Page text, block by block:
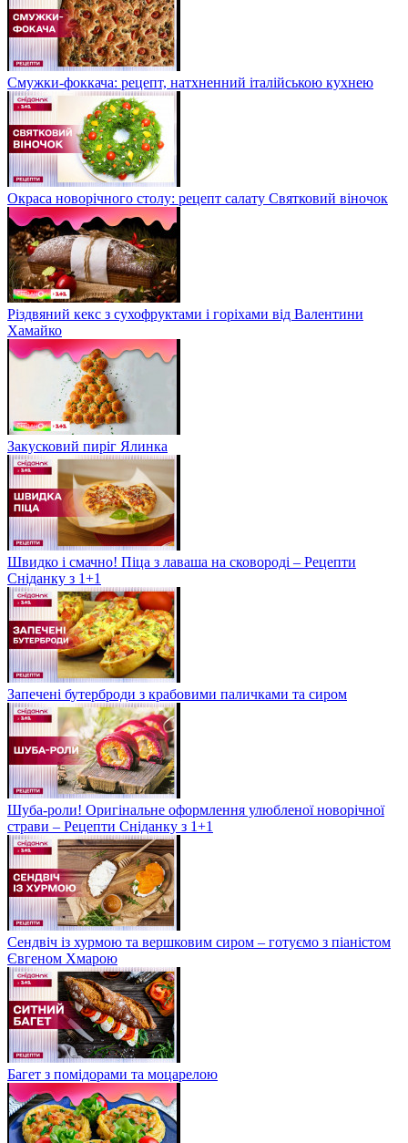
Смужки-фоккача: рецепт, натхненний італійською кухнею
Окраса новорічного столу: рецепт салату Святковий віночок
Різдвяний кекс з сухофруктами і горіхами від Валентини
Хамайко
Закусковий пиріг Ялинка
Швидко і смачно! Піца з лаваша на сковороді – Рецепти
Сніданку з 1+1
Запечені бутерброди з крабовими паличками та сиром
Шуба-роли! Оригінальне оформлення улюбленої новорічної
страви – Рецепти Сніданку з 1+1
Сендвіч із хурмою та вершковим сиром – готуємо з піаністом
Євгеном Хмарою
Багет з помідорами та моцарелою